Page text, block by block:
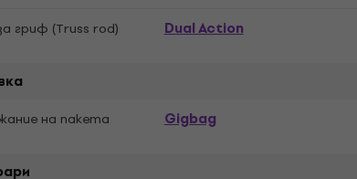
гриф (Truss rod) Dual Action
на пакета Gigbag